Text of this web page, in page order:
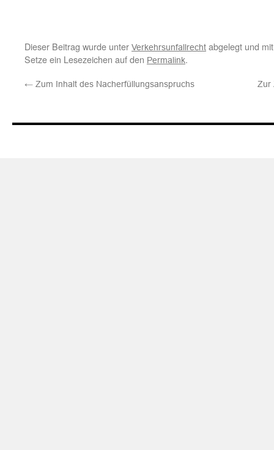
Dieser Beitrag wurde unter Verkehrsunfallrecht abgelegt und
Setze ein Lesezeichen auf den Permalink.
← Zum Inhalt des Nacherfüllungsanspruchs Zur